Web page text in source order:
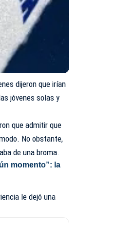
dijeron que irían
jóvenes solas y
que admitir que
No obstante,
de una broma.
momento”: la
le dejó una